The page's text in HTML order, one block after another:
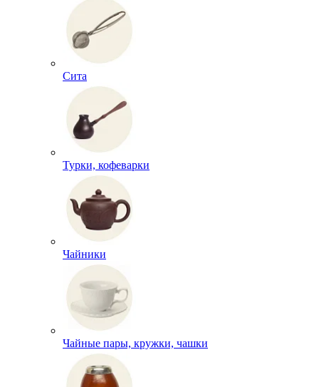
Сита
Турки, кофеварки
Чайники
Чайные пары, кружки, чашки